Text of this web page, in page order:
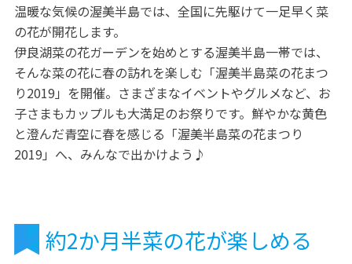
温暖な気候の渥美半島では、全国に先駆けて一足早く菜
の花が開花します。
伊良湖菜の花ガーデンを始めとする渥美半島一帯では、
そんな菜の花に春の訪れを楽しむ「渥美半島菜の花まつ
り2019」を開催。さまざまなイベントやグルメなど、お
子さまもカップルも大満足のお祭りです。鮮やかな黄色
と澄んだ青空に春を感じる「渥美半島菜の花まつり
2019」へ、みんなで出かけよう♪
約2か月半菜の花が楽しめる